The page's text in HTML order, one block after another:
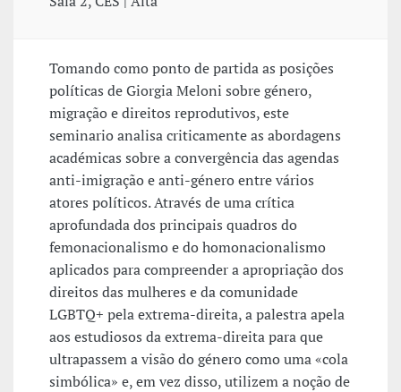
Tomando como ponto de partida as posições
políticas de Giorgia Meloni sobre género,
migração e direitos reprodutivos, este
seminario analisa criticamente as abordagens
académicas sobre a convergência das agendas
anti-imigração e anti-género entre vários
atores políticos. Através de uma crítica
aprofundada dos principais quadros do
femonacionalismo e do homonacionalismo
aplicados para compreender a apropriação dos
direitos das mulheres e da comunidade
LGBTQ+ pela extrema-direita, a palestra apela
aos estudiosos da extrema-direita para que
ultrapassem a visão do género como uma «cola
simbólica» e, em vez disso, utilizem a noção de